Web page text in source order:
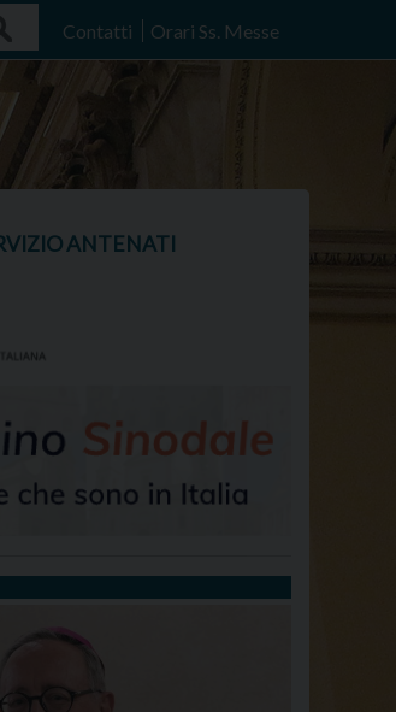
Contatti Orari Ss. Messe
ANTENATI